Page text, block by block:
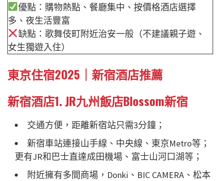
優點：購物熱點、餐廳集中、按價格酒店選擇
多、夜生活豐富
缺點：歌舞伎町附近治安一般（不建議親子遊、
女生獨遊入住）
東京住宿2025｜新宿酒店推薦
新宿酒店1. JR九州飯店Blossom新宿
交通方便，距離新宿站只需3分鐘；
新宿車站連接山手線、中央線、東京Metro等；
更有JR和巴士直達成田機場、富士山河口湖等；
附近擁有多間商場，Donki、BIC CAMERA、松本